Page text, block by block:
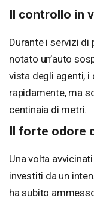
Il controllo in
Durante i servizi di
notato un’auto
vista degli agenti, i
rapidamente, ma
centinaia di metri.
Il forte odore
Una volta
investiti da un
ha subito